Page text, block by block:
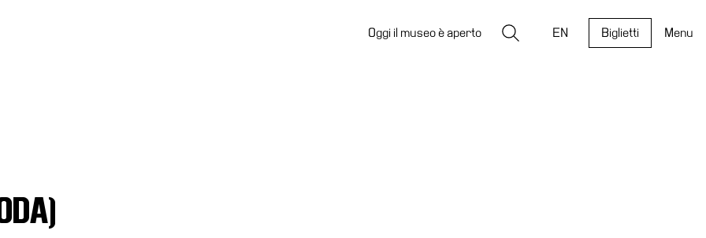
Oggi il museo è aperto Ricerca EN Biglietti Menu